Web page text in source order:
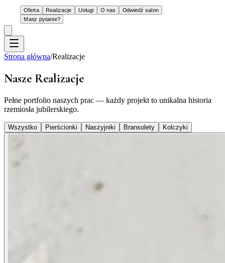
Oferta Realizacje Usługi O nas Odwiedź salon
Masz pytanie?
Strona główna/Realizacje
Nasze Realizacje
Pełne portfolio naszych prac — każdy projekt to unikalna historia
rzemiosła jubilerskiego.
Wszystko Pierścionki Naszyjniki Bransolety Kolczyki